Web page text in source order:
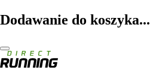
Dodawanie do koszyka...